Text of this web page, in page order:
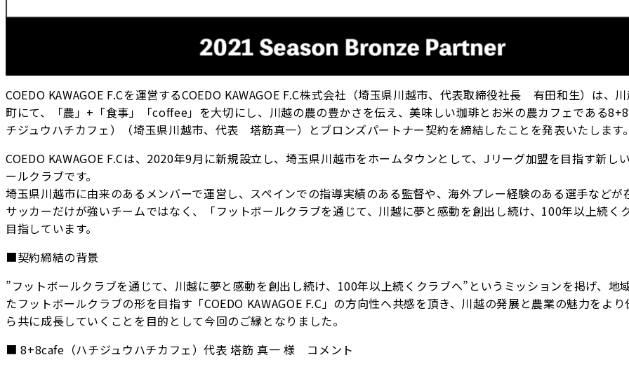
COEDO KAWAGOE F.Cを運営するCOEDO KAWAGOE F.C株式会社（埼玉県川越市、代表取締役社長 有田和生）は、
町にて、「農」+「食事」「coffee」を大切にし、川越の農の豊かさを伝え、美味しい珈琲とお米の農カフェである
チジュウハチカフェ）（埼玉県川越市、代表 塔筋真一）とブロンズパートナー契約を締結したことを発表いたします。
COEDO KAWAGOE F.Cは、2020年9月に新規設立し、埼玉県川越市をホームタウンとして、Jリーグ加盟を目指す新し
ールクラブです。
埼玉県川越市に由来のあるメンバーで運営し、スペインでの指導実績のある監督や、海外プレー経験のある選手などが
サッカーだけが強いチームではなく、「フットボールクラブを通じて、川越に夢と感動を創出し続け、100年以上続く
目指しています。
■契約締結の背景
”フットボールクラブを通じて、川越に夢と感動を創出し続け、100年以上続くクラブへ”というミッションを掲げ、地
たフットボールクラブの形を目指す「COEDO KAWAGOE F.C」の方向性へ共感を頂き、川越の発展と農業の魅力をより
ら共に成長していくことを目的として今回のご縁となりました。
■ 8+8cafe（ハチジュウハチカフェ）代表 塔筋 真一 様 コメント